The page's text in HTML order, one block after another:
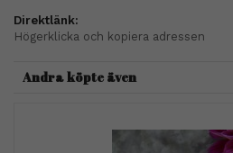
Direktlänk:
Högerklicka och kopiera adressen
Andra köpte även